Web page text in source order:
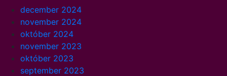
december 2024
november 2024
október 2024
november 2023
október 2023
september 2023